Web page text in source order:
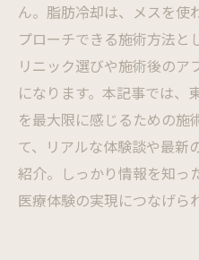
ん。脂肪冷却は、メスを使
プローチできる施術方法と
リニック選びや施術後のア
になります。本記事では、
を最大限に感じるための施
て、リアルな体験談や最新
紹介。しっかり情報を知っ
医療体験の実現につなげら